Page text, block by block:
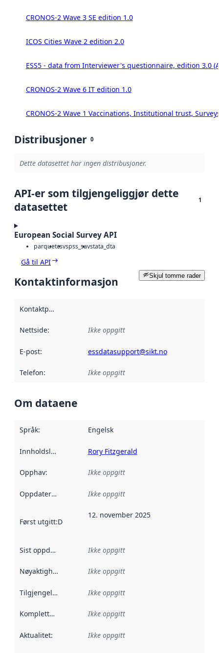
CRONOS-2 Wave 3 SE edition 1.0
ICOS Cities Wave 2 edition 2.0
ESS5 - data from Interviewer's questionnaire, edition 3.0
CRONOS-2 Wave 6 IT edition 1.0
CRONOS-2 Wave 1 Vaccinations, Institutional trust,
Distribusjoner 0
Dette datasettet har ingen distribusjoner.
API-er som tilgjengeliggjør dette
datasettet
1
European Social Survey API
parquetcsvspss_savstata_dta
Gå til API
Skjul tomme rader
Kontaktinformasjon
Kontaktpunkt
Nettside: Ikke oppgitt
E-post: essdatasupport@sikt.no
Telefon: Ikke oppgitt
Om dataene
Språk: Engelsk
Innholdsleverandører :
Rory Fitzgerald
Opphav: Ikke oppgitt
Oppdateringsfrekvens :
Ikke oppgitt
Først utgitt:Denne datoen sier når dataene i dette
12. november 2025
Sist oppdatert Ikke oppgitt
Nøyaktighet Ikke oppgitt
Tilgjengelighet Ikke oppgitt
Kompletthet Ikke oppgitt
Aktualitet: Ikke oppgitt